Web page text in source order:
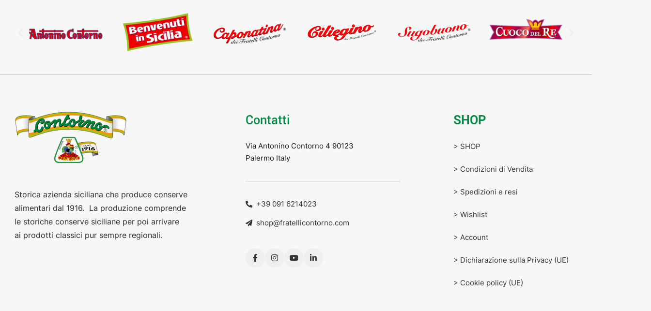
Storica azienda siciliana che produce conserve
alimentari dal 1916. La produzione comprende
le storiche conserve siciliane per poi arrivare
ai prodotti classici pur sempre regionali.
Contatti
Via Antonino Contorno 4 90123
Palermo Italy
+39 091 6214023
shop@fratellicontorno.com
SHOP
> SHOP
> Condizioni di Vendita
> Spedizioni e resi
> Wishlist
> Account
> Dichiarazione sulla Privacy (UE)
> Cookie policy (UE)